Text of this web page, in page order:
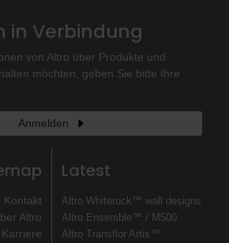
in Verbindung
von Altro über Produkte und
möchten, geben Sie bitte Ihre
Anmelden
Kontakt
Altro
Karriere
Latest
Altro Whiterock™ wall designs
Altro Ensemble™ / M500
Altro Transflor Artis™